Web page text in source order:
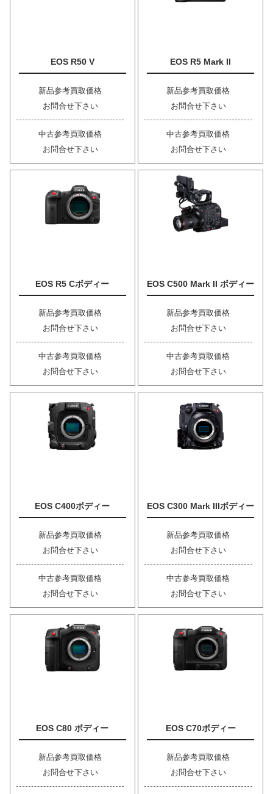
EOS R50 V
新品参考買取価格
お問合せ下さい
中古参考買取価格
お問合せ下さい
EOS R5 Mark II
新品参考買取価格
お問合せ下さい
中古参考買取価格
お問合せ下さい
EOS R5 Cボディー
新品参考買取価格
お問合せ下さい
中古参考買取価格
お問合せ下さい
EOS C500 Mark II ボディー
新品参考買取価格
お問合せ下さい
中古参考買取価格
お問合せ下さい
EOS C400ボディー
新品参考買取価格
お問合せ下さい
中古参考買取価格
お問合せ下さい
EOS C300 Mark IIIボディー
新品参考買取価格
お問合せ下さい
中古参考買取価格
お問合せ下さい
EOS C80 ボディー
新品参考買取価格
お問合せ下さい
EOS C70ボディー
新品参考買取価格
お問合せ下さい